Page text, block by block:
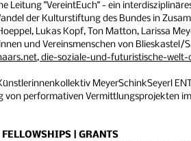
Leitung "VereintEuch" - ein
der Kulturstiftung des Bundes in
Lukas Kopf, Ton Matton, Larissa
und Vereinsmenschen von Blieskastel/
die-soziale-und-futuristische-welt-
MeyerSchinkSeyerl
von performativen Vermittlungsprojekten
| GRANTS